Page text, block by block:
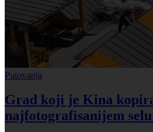
Putovanja
Grad koji je Kina
najfotografisanijem